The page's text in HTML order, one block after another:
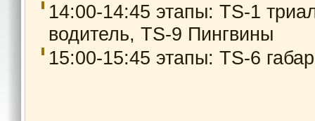
14:00-14:45 этапы: TS-1
водитель, TS-9 Пингвины
15:00-15:45 этапы: TS-6